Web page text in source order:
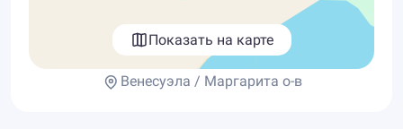
Показать на карте
Венесуэла / Маргарита о-в